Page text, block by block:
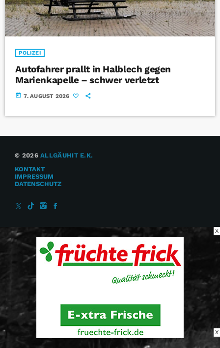
POLIZEI
Autofahrer prallt in Halblech gegen
Marienkapelle – schwer verletzt
today 7. AUGUST 2026
© 2026ALLGÄUHIT E.K.
KONTAKT
IMPRESSUM
DATENSCHUTZ
X
X